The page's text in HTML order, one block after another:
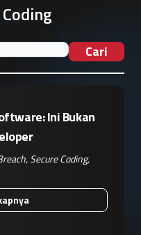
Cari
Ini Bukan
,Secure Coding,